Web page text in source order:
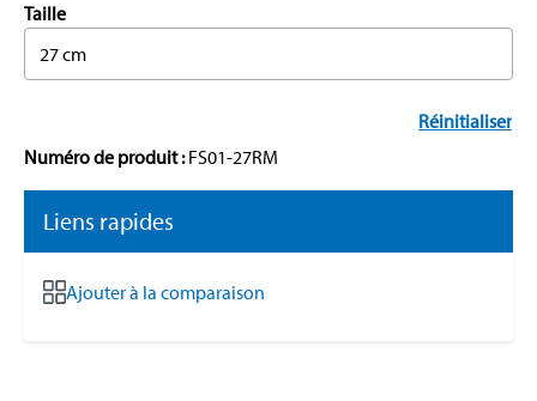
Taille
27 cm
Réinitialiser
Numéro de produit :FS01-27RM
Liens rapides
Ajouter à la comparaison